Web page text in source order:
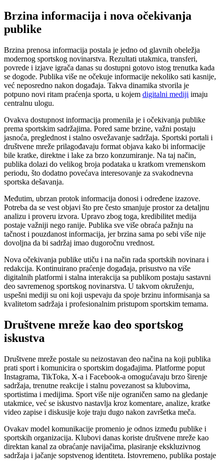
Brzina informacija i nova očekivanja
publike
Brzina prenosa informacija postala je jedno od glavnih obeležja
modernog sportskog novinarstva. Rezultati utakmica, transferi,
povrede i izjave igrača danas su dostupni gotovo istog trenutka kada
se dogode. Publika više ne očekuje informacije nekoliko sati kasnije,
već neposredno nakon događaja. Takva dinamika stvorila je
potpuno novi ritam praćenja sporta, u kojem digitalni mediji imaju
centralnu ulogu.
Ovakva dostupnost informacija promenila je i očekivanja publike
prema sportskim sadržajima. Pored same brzine, važni postaju
jasnoća, preglednost i stalno osvežavanje sadržaja. Sportski portali i
društvene mreže prilagođavaju format objava kako bi informacije
bile kratke, direktne i lake za brzo konzumiranje. Na taj način,
publika dolazi do velikog broja podataka u kratkom vremenskom
periodu, što dodatno povećava interesovanje za svakodnevna
sportska dešavanja.
Međutim, ubrzan protok informacija donosi i određene izazove.
Potreba da se vest objavi što pre često smanjuje prostor za detaljnu
analizu i proveru izvora. Upravo zbog toga, kredibilitet medija
postaje važniji nego ranije. Publika sve više obraća pažnju na
tačnost i pouzdanost informacija, jer brzina sama po sebi više nije
dovoljna da bi sadržaj imao dugoročnu vrednost.
Nova očekivanja publike utiču i na način rada sportskih novinara i
redakcija. Kontinuirano praćenje događaja, prisustvo na više
digitalnih platformi i stalna interakcija sa publikom postaju sastavni
deo savremenog sportskog novinarstva. U takvom okruženju,
uspešni mediji su oni koji uspevaju da spoje brzinu informisanja sa
kvalitetom sadržaja i profesionalnim pristupom sportskim temama.
Društvene mreže kao deo sportskog
iskustva
Društvene mreže postale su neizostavan deo načina na koji publika
prati sport i komunicira o sportskim događajima. Platforme poput
Instagrama, TikToka, X-a i Facebook-a omogućavaju brzo širenje
sadržaja, trenutne reakcije i stalnu povezanost sa klubovima,
sportistima i medijima. Sport više nije ograničen samo na gledanje
utakmice, već se iskustvo nastavlja kroz komentare, analize, kratke
video zapise i diskusije koje traju dugo nakon završetka meča.
Ovakav model komunikacije promenio je odnos između publike i
sportskih organizacija. Klubovi danas koriste društvene mreže kao
direktan kanal za obraćanje navijačima, plasiranje ekskluzivnog
sadržaja i jačanje sopstvenog identiteta. Istovremeno, publika postaje